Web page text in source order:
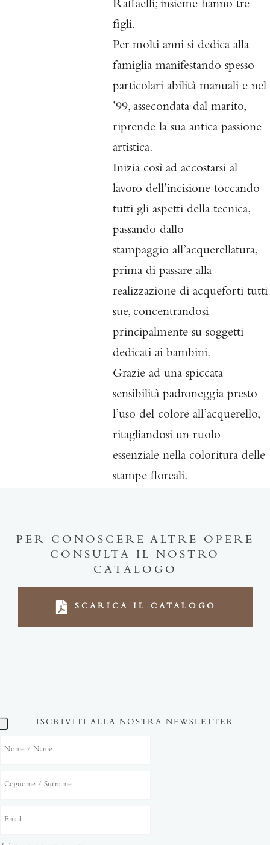
Raffaelli; insieme hanno tre
figli.
Per molti anni si dedica alla
famiglia manifestando spesso
particolari abilità manuali e nel
’99, assecondata dal marito,
riprende la sua antica passione
artistica.
Inizia così ad accostarsi al
lavoro dell’incisione toccando
tutti gli aspetti della tecnica,
passando dallo
stampaggio all’acquerellatura,
prima di passare alla
realizzazione di acqueforti tutti
sue, concentrandosi
principalmente su soggetti
dedicati ai bambini.
Grazie ad una spiccata
sensibilità padroneggia presto
l’uso del colore all’acquerello,
ritagliandosi un ruolo
essenziale nella coloritura delle
stampe floreali.
PER CONOSCERE ALTRE OPERE
CONSULTA IL NOSTRO
CATALOGO
SCARICA IL CATALOGO
ISCRIVITI ALLA NOSTRA NEWSLETTER